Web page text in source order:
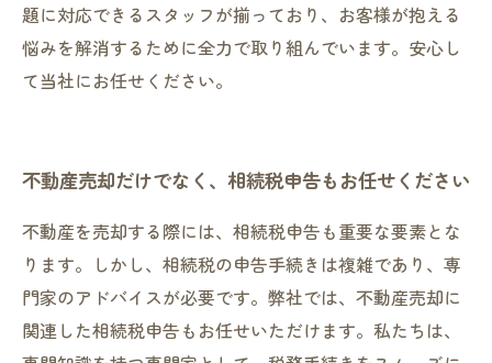
題に対応できるスタッフが揃っており、お客様が抱える
悩みを解消するために全力で取り組んでいます。安心し
て当社にお任せください。
不動産売却だけでなく、相続税申告もお任せください
不動産を売却する際には、相続税申告も重要な要素とな
ります。しかし、相続税の申告手続きは複雑であり、専
門家のアドバイスが必要です。弊社では、不動産売却に
関連した相続税申告もお任せいただけます。私たちは、